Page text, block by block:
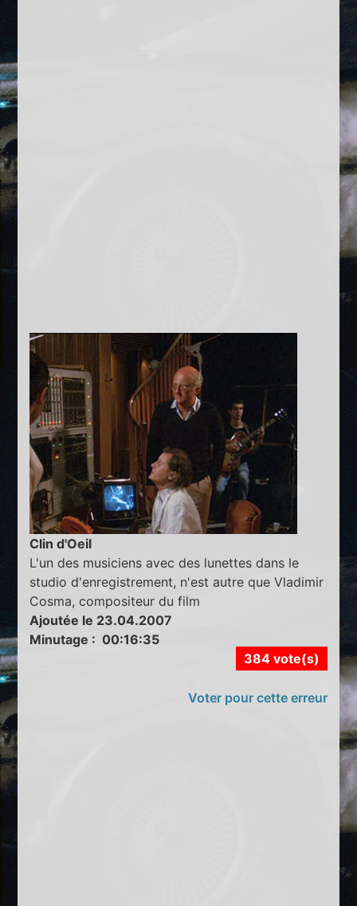
Clin d'Oeil
L'un des musiciens avec des lunettes dans le
studio d'enregistrement, n'est autre que Vladimir
Cosma, compositeur du film
Ajoutée le 23.04.2007
Minutage : 00:16:35
384 vote(s)
Voter pour cette erreur